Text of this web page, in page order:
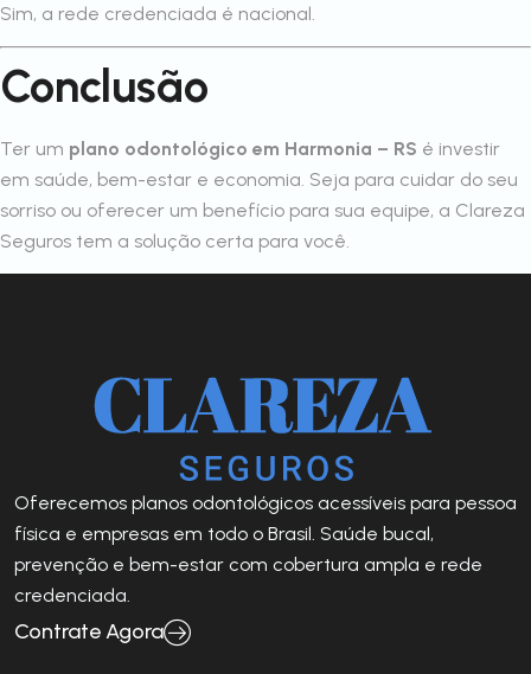
Sim, a rede credenciada é nacional.
Conclusão
Ter um plano odontológico em Harmonia – RS é investir
em saúde, bem-estar e economia. Seja para cuidar do seu
sorriso ou oferecer um benefício para sua equipe, a Clareza
Seguros tem a solução certa para você.
Oferecemos planos odontológicos acessíveis para pessoa
física e empresas em todo o Brasil. Saúde bucal,
prevenção e bem-estar com cobertura ampla e rede
credenciada.
Contrate Agora